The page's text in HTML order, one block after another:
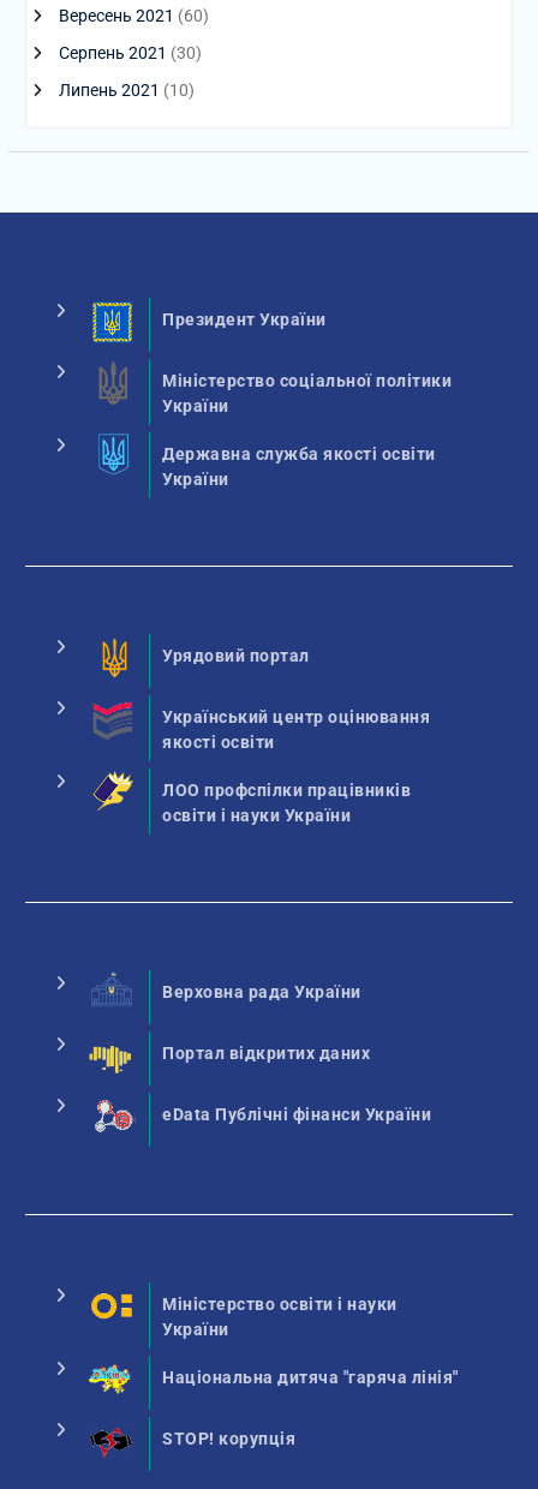
Вересень 2021 (60)
Серпень 2021 (30)
Липень 2021 (10)
Президент України
Міністерство соціальної політики
України
Державна служба якості освіти
України
Урядовий портал
Український центр оцінювання
якості освіти
ЛОО профспілки працівників
освіти і науки України
Верховна рада України
Портал відкритих даних
eData Публічні фінанси України
Міністерство освіти і науки
України
Національна дитяча "гаряча лінія"
STOP! корупція